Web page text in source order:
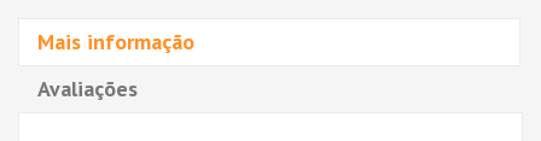
Mais informação
Avaliações